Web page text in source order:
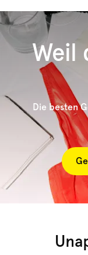
Weil
Die besten